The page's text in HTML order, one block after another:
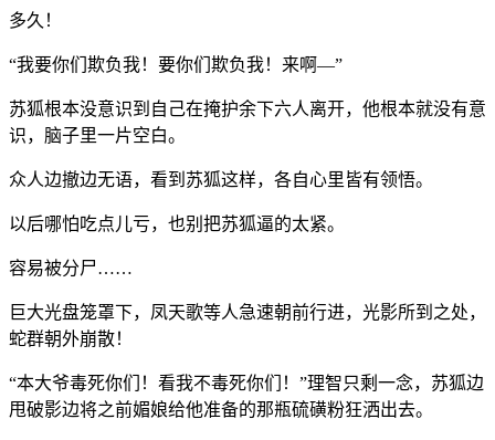
多久！
“我要你们欺负我！要你们欺负我！来啊—”
苏狐根本没意识到自己在掩护余下六人离开，他根本就没有意
识，脑子里一片空白。
众人边撤边无语，看到苏狐这样，各自心里皆有领悟。
以后哪怕吃点儿亏，也别把苏狐逼的太紧。
容易被分尸……
巨大光盘笼罩下，凤天歌等人急速朝前行进，光影所到之处，
蛇群朝外崩散！
“本大爷毒死你们！看我不毒死你们！”理智只剩一念，苏狐边
甩破影边将之前媚娘给他准备的那瓶硫磺粉狂洒出去。